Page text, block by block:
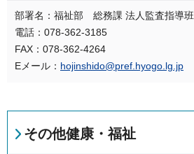
部署名：福祉部 総務課 法人監査指導班
電話：078-362-3185
FAX：078-362-4264
Eメール： hojinshido@pref.hyogo.lg.jp
その他健康・福祉